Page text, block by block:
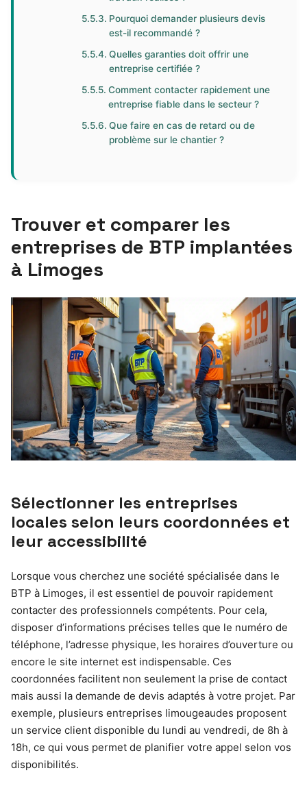
Pourquoi demander plusieurs devis
est-il recommandé ?
Quelles garanties doit offrir une
entreprise certifiée ?
Comment contacter rapidement une
entreprise fiable dans le secteur ?
Que faire en cas de retard ou de
problème sur le chantier ?
Trouver et comparer les
entreprises de BTP implantées
à Limoges
Sélectionner les entreprises
locales selon leurs coordonnées et
leur accessibilité
Lorsque vous cherchez une société spécialisée dans le
BTP à Limoges, il est essentiel de pouvoir rapidement
contacter des professionnels compétents. Pour cela,
disposer d’informations précises telles que le numéro de
téléphone, l’adresse physique, les horaires d’ouverture ou
encore le site internet est indispensable. Ces
coordonnées facilitent non seulement la prise de contact
mais aussi la demande de devis adaptés à votre projet. Par
exemple, plusieurs entreprises limougeaudes proposent
un service client disponible du lundi au vendredi, de 8h à
18h, ce qui vous permet de planifier votre appel selon vos
disponibilités.